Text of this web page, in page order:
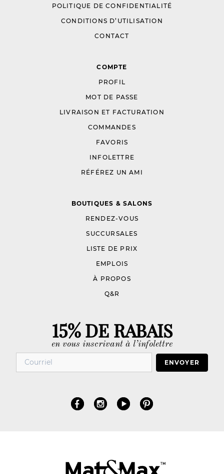
POLITIQUE DE CONFIDENTIALITÉ
CONDITIONS D’UTILISATION
CONTACT
COMPTE
PROFIL
MOT DE PASSE
LIVRAISON ET FACTURATION
COMMANDES
FAVORIS
INFOLETTRE
RÉFÉREZ UN AMI
BOUTIQUES & SALONS
RENDEZ-VOUS
SUCCURSALES
LISTE DE PRIX
EMPLOIS
À PROPOS
Q&R
15% DE RABAIS
en vous inscrivant à l’infolettre
ENVOYER